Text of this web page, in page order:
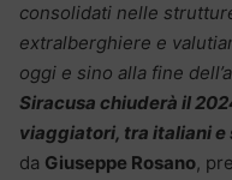
consolidati nelle
extralberghiere e
oggi e sino alla fine
Siracusa chiuderà il
viaggiatori, tra italiani e
da Giuseppe Rosano,